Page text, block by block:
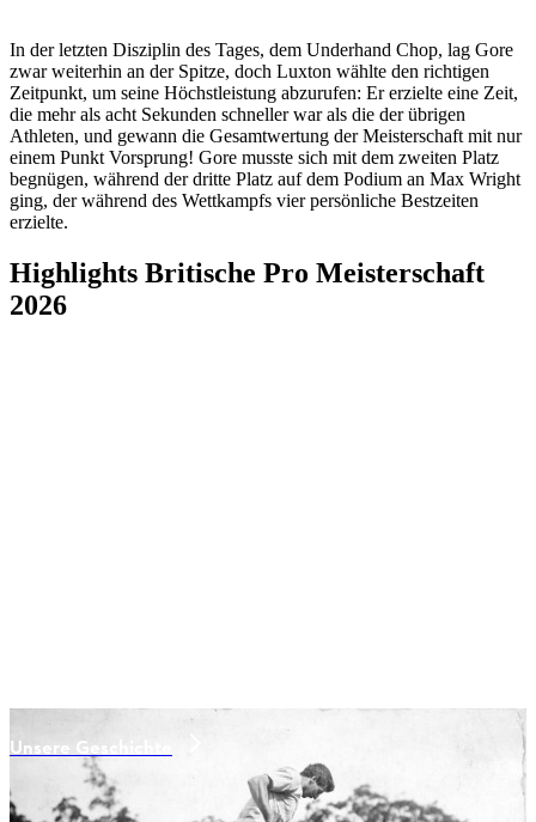
In der letzten Disziplin des Tages, dem Underhand Chop, lag Gore
zwar weiterhin an der Spitze, doch Luxton wählte den richtigen
Zeitpunkt, um seine Höchstleistung abzurufen: Er erzielte eine Zeit,
die mehr als acht Sekunden schneller war als die der übrigen
Athleten, und gewann die Gesamtwertung der Meisterschaft mit nur
einem Punkt Vorsprung! Gore musste sich mit dem zweiten Platz
begnügen, während der dritte Platz auf dem Podium an Max Wright
ging, der während des Wettkampfs vier persönliche Bestzeiten
erzielte.
Highlights Britische Pro Meisterschaft
2026
Unsere Geschichte